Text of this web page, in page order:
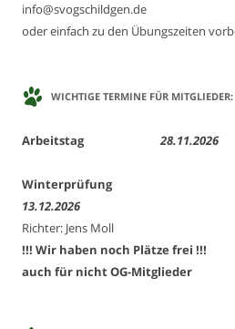
info@svogschildgen.de
oder einfach zu den Übungszeiten
WICHTIGE TERMINE FÜR MITGLIEDER:
Arbeitstag28.11.2026
Winterprüfung
13.12.2026
Richter: Jens Moll
!!! Wir haben noch Plätze frei !!!
auch für nicht OG-Mitglieder